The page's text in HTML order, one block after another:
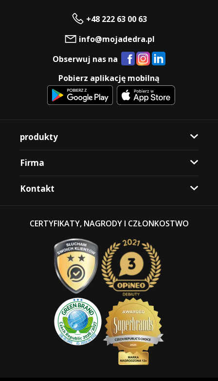
+48 222 63 00 63
info@mojadedra.pl
Obserwuj nas na
Pobierz aplikację mobilną
produkty
Firma
Kontakt
CERTYFIKATY, NAGRODY I CZŁONKOSTWO